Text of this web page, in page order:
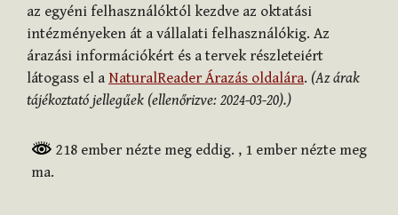
az egyéni felhasználóktól kezdve az oktatási
intézményeken át a vállalati felhasználókig. Az
árazási információkért és a tervek részleteiért
látogass el a NaturalReader Árazás oldalára. (Az árak
tájékoztató jellegűek (ellenőrizve: 2024-03-20).)
218 ember nézte meg eddig. , 1 ember nézte meg
ma.